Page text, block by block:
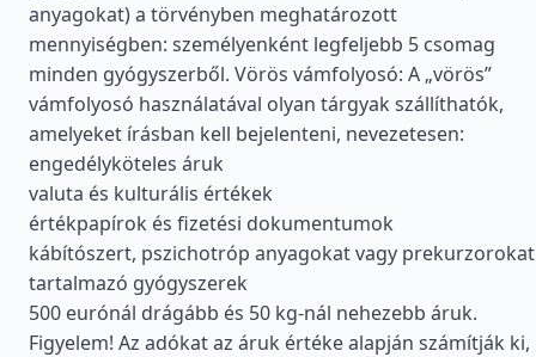
anyagokat) a törvényben meghatározott
mennyiségben: személyenként legfeljebb 5 csomag
minden gyógyszerből. Vörös vámfolyosó: A „vörös”
vámfolyosó használatával olyan tárgyak szállíthatók,
amelyeket írásban kell bejelenteni, nevezetesen:
engedélyköteles áruk
valuta és kulturális értékek
értékpapírok és fizetési dokumentumok
kábítószert, pszichotróp anyagokat vagy prekurzorokat
tartalmazó gyógyszerek
500 eurónál drágább és 50 kg-nál nehezebb áruk.
Figyelem! Az adókat az áruk értéke alapján számítják ki,